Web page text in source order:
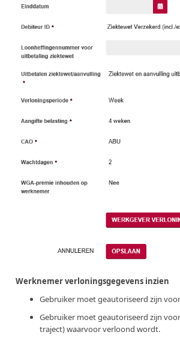
Werknemer verloningsgegevens inzien
Gebruiker moet geautoriseerd zijn
Gebruiker moet geautoriseerd zijn
traject) waarvoor verloond wordt.